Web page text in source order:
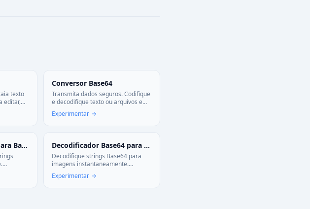
texto
editar,
rápida
Conversor Base64
Transmita dados seguros. Codifique
e decodifique texto ou arquivos em
Base64 sem que a informação saia
do seu navegador. Privacidade
Experimentar
Conversor Imagem para Base64
Data
Decodificador Base64 para Imagem
Decodifique strings Base64 para
imagens instantaneamente.
Converta Data URI para arquivo
PNG, JPG, SVG para download. Ideal
Experimentar